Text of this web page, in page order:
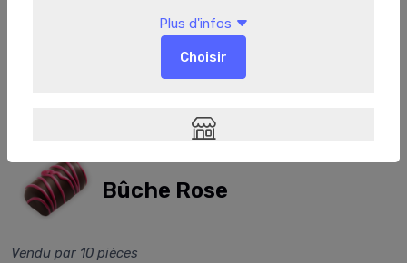
Bûche Rose
Vendu par 10 pièces